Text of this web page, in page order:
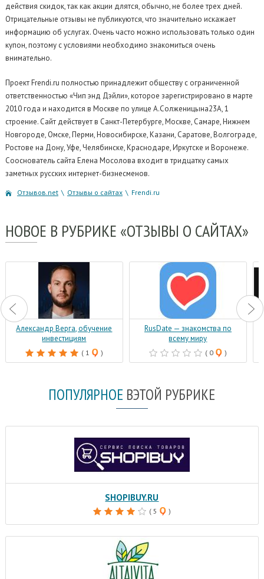
действия скидок, так как акции длятся, обычно, не более трех дней.
Отрицательные отзывы не публикуются, что значительно искажает
информацию об услугах. Очень часто можно использовать только один
купон, поэтому с условиями необходимо знакомиться очень
внимательно.
Проект Frendi.ru полностью принадлежит обществу с ограниченной
ответственностью «Чип энд Дэйли», которое зарегистрировано в марте
2010 года и находится в Москве по улице А.Солженицына23А, 1
строение. Сайт действует в Санкт-Петербурге, Москве, Самаре, Нижнем
Новгороде, Омске, Перми, Новосибирске, Казани, Саратове, Волгограде,
Ростове на Дону, Уфе, Челябинске, Краснодаре, Иркутске и Воронеже.
Сооснователь сайта Елена Мосолова входит в тридцатку самых
заметных русских интернет-бизнесменов.
Отзывов.net \ Отзывы о сайтах \ Frendi.ru
НОВОЕ В РУБРИКЕ «ОТЗЫВЫ О САЙТАХ»
Александр Верга, обучение
инвестициям
( 1 )
RusDate — знакомства по
всему миру
( 0 )
ПОПУЛЯРНОЕ ВЭТОЙ РУБРИКЕ
SHOPIBUY.RU
( 5 )